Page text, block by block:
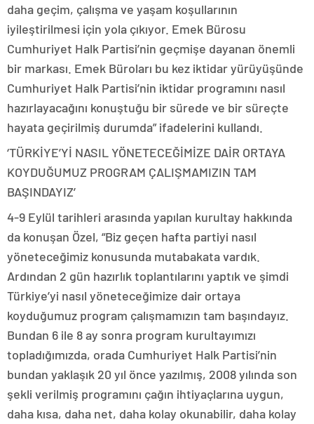
daha geçim, çalışma ve yaşam koşullarının
iyileştirilmesi için yola çıkıyor. Emek Bürosu
Cumhuriyet Halk Partisi’nin geçmişe dayanan önemli
bir markası. Emek Büroları bu kez iktidar yürüyüşünde
Cumhuriyet Halk Partisi’nin iktidar programını nasıl
hazırlayacağını konuştuğu bir sürede ve bir süreçte
hayata geçirilmiş durumda” ifadelerini kullandı.
‘TÜRKİYE’Yİ NASIL YÖNETECEĞİMİZE DAİR ORTAYA
KOYDUĞUMUZ PROGRAM ÇALIŞMAMIZIN TAM
BAŞINDAYIZ’
4-9 Eylül tarihleri arasında yapılan kurultay hakkında
da konuşan Özel, “Biz geçen hafta partiyi nasıl
yöneteceğimiz konusunda mutabakata vardık.
Ardından 2 gün hazırlık toplantılarını yaptık ve şimdi
Türkiye’yi nasıl yöneteceğimize dair ortaya
koyduğumuz program çalışmamızın tam başındayız.
Bundan 6 ile 8 ay sonra program kurultayımızı
topladığımızda, orada Cumhuriyet Halk Partisi’nin
bundan yaklaşık 20 yıl önce yazılmış, 2008 yılında son
şekli verilmiş programını çağın ihtiyaçlarına uygun,
daha kısa, daha net, daha kolay okunabilir, daha kolay